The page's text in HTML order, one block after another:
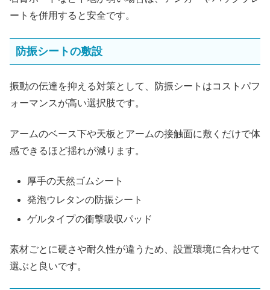
ートを併用すると安全です。
防振シートの敷設
振動の伝達を抑える対策として、防振シートはコストパフ
ォーマンスが高い選択肢です。
アームのベース下や天板とアームの接触面に敷くだけで体
感できるほど揺れが減ります。
厚手の天然ゴムシート
発泡ウレタンの防振シート
ゲルタイプの衝撃吸収パッド
素材ごとに硬さや耐久性が違うため、設置環境に合わせて
選ぶと良いです。